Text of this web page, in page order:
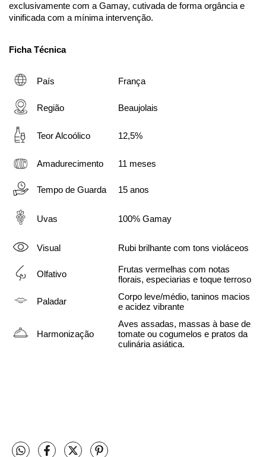
exclusivamente com a Gamay, cutivada de forma orgância e
vinificada com a mínima intervenção.
Ficha Técnica
País França
Região Beaujolais
Teor Alcoólico 12,5%
Amadurecimento 11 meses
Tempo de Guarda 15 anos
Uvas 100% Gamay
Visual Rubi brilhante com tons violáceos
Olfativo
Frutas vermelhas com notas
florais, especiarias e toque terroso
Paladar
Corpo leve/médio, taninos macios
e acidez vibrante
Harmonização
Aves assadas, massas à base de
tomate ou cogumelos e pratos da
culinária asiática.